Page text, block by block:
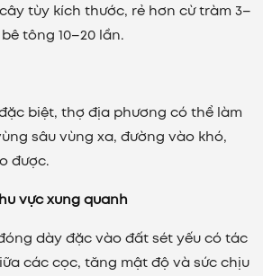
máy
dụng
đóng cọc
tùy kích thước, rẻ hơn cừ tràm 3–
tông 10–20 lần.
biệt, thợ địa phương có thể làm
sâu vùng xa, đường vào khó,
được.
vực xung quanh
dày đặc vào đất sét yếu có tác
các cọc, tăng mật độ và sức chịu